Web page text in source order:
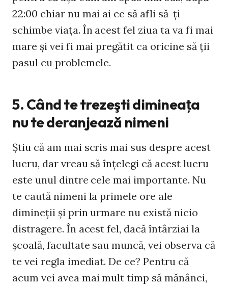
22:00 chiar nu mai ai ce să afli să-ţi
schimbe viaţa. În acest fel ziua ta va fi mai
mare şi vei fi mai pregătit ca oricine să ţii
pasul cu problemele.
5. Când te trezeşti dimineaţa
nu te deranjează nimeni
Ştiu că am mai scris mai sus despre acest
lucru, dar vreau să înţelegi că acest lucru
este unul dintre cele mai importante. Nu
te caută nimeni la primele ore ale
dimineţii şi prin urmare nu există nicio
distragere. În acest fel, dacă întârziai la
şcoală, facultate sau muncă, vei observa că
te vei regla imediat. De ce? Pentru că
acum vei avea mai mult timp să mănânci,